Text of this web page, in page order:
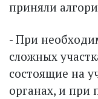
приняли
- При
сложных
состоящие на
органах, и при